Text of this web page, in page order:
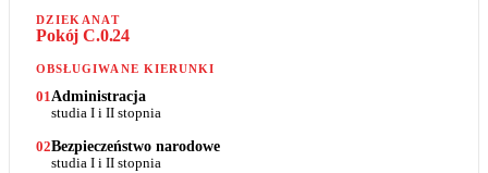
DZIEKANAT
Pokój C.0.24
OBSŁUGIWANE KIERUNKI
01 Administracja
studia I i II stopnia
02Bezpieczeństwo narodowe
studia I i II stopnia